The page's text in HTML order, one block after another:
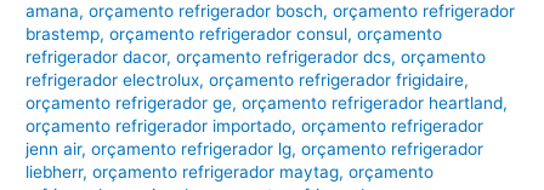
amana,orçamento refrigerador bosch,orçamento refrigerador
brastemp,orçamento refrigerador consul,orçamento
refrigerador dacor,orçamento refrigerador dcs,orçamento
refrigerador electrolux,orçamento refrigerador frigidaire,
orçamento refrigerador ge,orçamento refrigerador heartland,
orçamento refrigerador importado,orçamento refrigerador
jenn air,orçamento refrigerador lg,orçamento refrigerador
liebherr,orçamento refrigerador maytag,orçamento